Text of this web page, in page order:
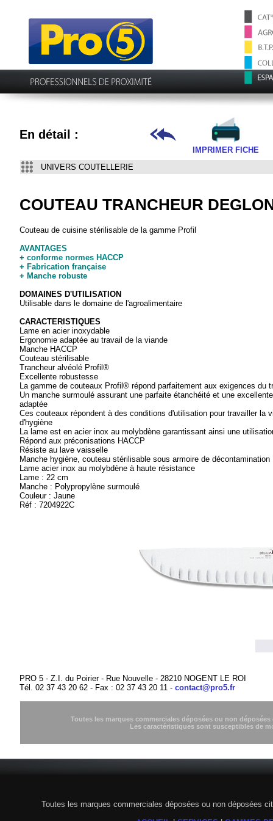
En détail :
IMPRIMER FICHE
UNIVERS COUTELLERIE
COUTEAU TRANCHEUR
Couteau de cuisine stérilisable de la gamme Profil
AVANTAGES
+ conforme normes HACCP
+ Fabrication française
+ Manche robuste
DOMAINES D'UTILISATION
Utilisable dans le domaine de l'agroalimentaire
CARACTERISTIQUES
Lame en acier inoxydable
Ergonomie adaptée au travail de la viande
Manche HACCP
Couteau stérilisable
Trancheur alvéolé Profil®
Excellente robustesse
La gamme de couteaux Profil® répond parfaitement aux exigences du
Un manche surmoulé assurant une parfaite étanchéité et une
adaptée
Ces couteaux répondent à des conditions d'utilisation pour travailler la
d'hygiène
La lame est en acier inox au molybdène garantissant ainsi une
Répond aux préconisations HACCP
Résiste au lave vaisselle
Manche hygiène, couteau stérilisable sous armoire de
Lame acier inox au molybdène à haute résistance
Lame : 22 cm
Manche : Polypropylène surmoulé
Couleur : Jaune
Réf : 7204922C
PRO 5 - Z.I. du Poirier - Rue Nouvelle - 28210 NOGENT LE ROI
Tél. 02 37 43 20 62 - Fax : 02 37 43 20 11 -contact@pro5.fr
Toutes les marques commerciales déposées ou non
Les caractéristiques sont susceptibles de
Toutes les marques commerciales déposées ou non déposées